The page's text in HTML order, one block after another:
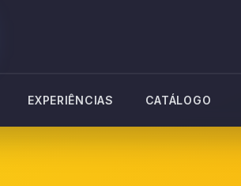
EXPERIÊNCIAS CATÁLOGO